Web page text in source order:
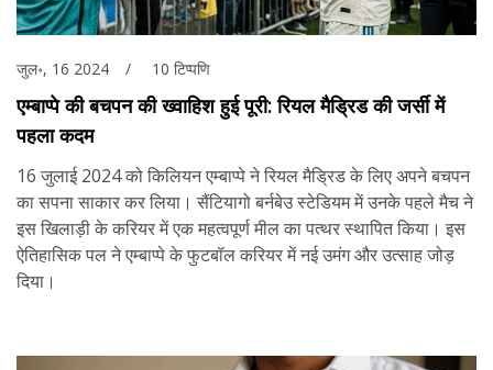
जुल॰, 16 2024 10 टिप्पणि
एम्बाप्पे की बचपन की ख्वाहिश हुई पूरी: रियल मैड्रिड की जर्सी में
पहला कदम
16 जुलाई 2024 को किलियन एम्बाप्पे ने रियल मैड्रिड के लिए अपने बचपन
का सपना साकार कर लिया। सैंटियागो बर्नबेउ स्टेडियम में उनके पहले मैच ने
इस खिलाड़ी के करियर में एक महत्वपूर्ण मील का पत्थर स्थापित किया। इस
ऐतिहासिक पल ने एम्बाप्पे के फुटबॉल करियर में नई उमंग और उत्साह जोड़
दिया।